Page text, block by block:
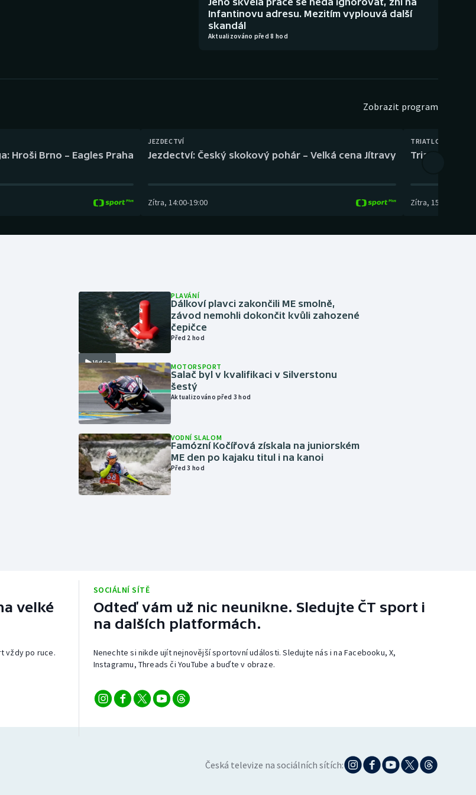
Infantinovu adresu. Mezitím vyplouvá další
skandál
Aktualizováno před 8 hod
Zobrazit program
Hroši Brno – Eagles Praha
JEZDECTVÍ
Jezdectví: Český skokový pohár – Velká cena Jítravy
Zítra, 14:00-19:00
TRIATLON
Triatlon:
Zítra, 15:00
Video
PLAVÁNÍ
Dálkoví plavci zakončili ME smolně,
závod nemohli dokončit kvůli zahozené
čepičce
Před 2 hod
MOTORSPORT
Salač byl v kvalifikaci v Silverstonu
šestý
Aktualizováno před 3 hod
VODNÍ SLALOM
Famózní Kočířová získala na juniorském
ME den po kajaku titul i na kanoi
Před 3 hod
velké
vždy po ruce.
SOCIÁLNÍ SÍTĚ
Odteď vám už nic neunikne. Sledujte ČT sport i
na dalších platformách.
Nenechte si nikde ujít nejnovější sportovní události. Sledujte nás i na Facebooku, X,
Instagramu, Threads či YouTube a buďte v obraze.
Česká televize na sociálních sítích: